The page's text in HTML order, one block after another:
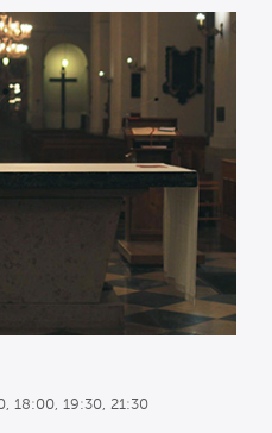
18:00, 19:30, 21:30